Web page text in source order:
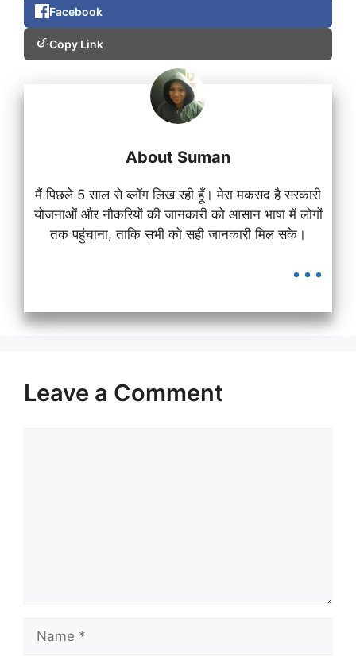
Facebook
Copy Link
About Suman
मैं पिछले 5 साल से ब्लॉग लिख रही हूँ। मेरा मकसद है सरकारी
योजनाओं और नौकरियों की जानकारी को आसान भाषा में लोगों
तक पहुंचाना, ताकि सभी को सही जानकारी मिल सके।
...
Leave a Comment